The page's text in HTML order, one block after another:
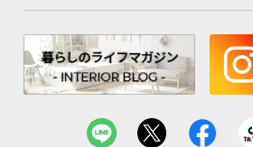
こだわりの背面化粧仕上げ